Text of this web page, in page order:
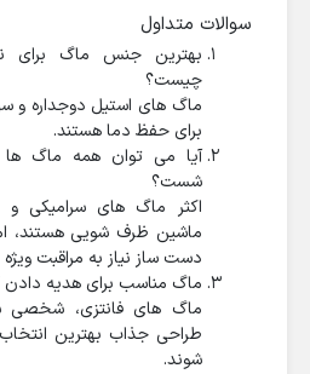
سوالات متداول
بهترین جنس ماگ برای
چیست؟
ماگ های استیل دوجداره و
برای حفظ دما هستند.
آیا می توان همه ماگ
شست؟
اکثر ماگ های سرامیکی
ماشین ظرف شویی هستند،
دست ساز نیاز به مراقبت ویژه
ماگ مناسب برای هدیه
ماگ های فانتزی، شخصی
طراحی جذاب بهترین
شوند.